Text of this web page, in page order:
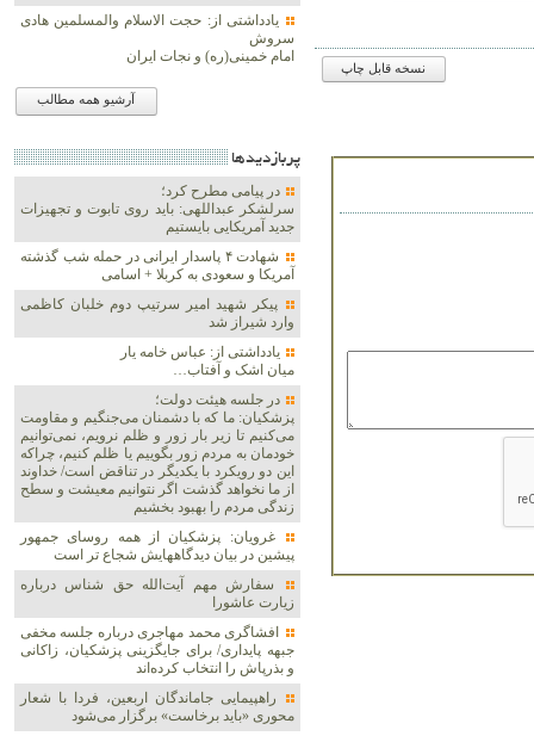
نسخه قابل چاپ
یادداشتی از: حجت الاسلام والمسلمین هادی
سروش
امام خمینی(ره) و نجات ایران
آرشیو همه مطالب
پربازديدها
در پیامی مطرح کرد؛
سرلشکر عبداللهی: باید روی تابوت و تجهیزات
جدید آمریکایی بایستیم
شهادت ۴ پاسدار ایرانی در حمله شب گذشته
آمریکا و سعودی به کربلا + اسامی
پیکر شهید امیر سرتیپ دوم خلبان کاظمی
وارد شیراز شد
یادداشتی از: عباس خامه یار
میان اشک و آفتاب…
در جلسه هیئت دولت؛
پزشکیان: ما که با دشمنان می‌جنگیم و مقاومت
می‌کنیم تا زیر بار زور و ظلم نرویم، نمی‌توانیم
خودمان به مردم زور بگوییم یا ظلم کنیم، چراکه
این دو رویکرد با یکدیگر در تناقض است/ خداوند
از ما نخواهد گذشت اگر نتوانیم معیشت و سطح
زندگی مردم را بهبود بخشیم
غرویان: پزشکیان از همه روسای جمهور
پیشین در بیان دیدگاههایش شجاع تر است
سفارش مهم آیت‌الله حق شناس درباره
زیارت عاشورا
افشاگری محمد مهاجری درباره جلسه مخفی
جبهه پایداری/ برای جایگزینی پزشکیان، زاکانی
و بذرپاش را انتخاب کرده‌اند
راهپیمایی جاماندگان اربعین، فردا با شعار
محوری «باید برخاست» برگزار می‌شود